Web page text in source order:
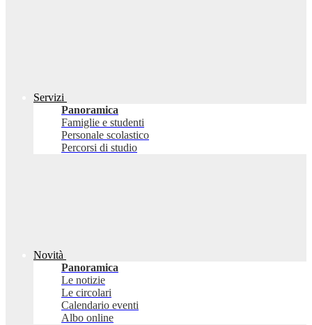
Servizi
Panoramica
Famiglie e studenti
Personale scolastico
Percorsi di studio
Novità
Panoramica
Le notizie
Le circolari
Calendario eventi
Albo online